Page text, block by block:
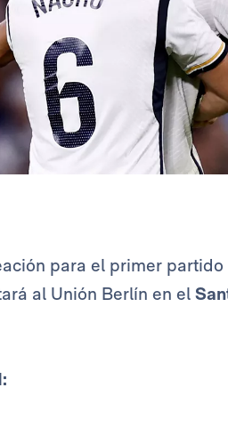
para el primer
al Unión Berlín en el